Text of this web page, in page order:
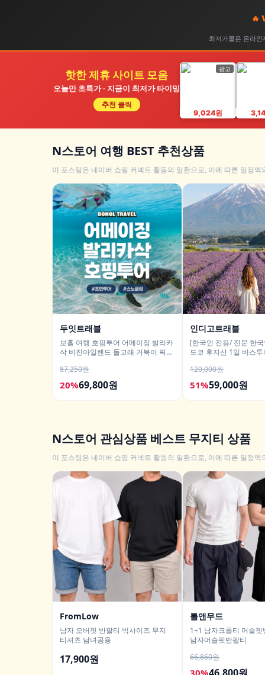
🔥
최저가콜은 온라
핫한 제휴 사이트 모음
오늘만 초특가 · 지금이 최저가 타이밍
추천 클릭
광고
9,024원
N스토어 여행 BEST 추천상품
이 포스팅은 네이버 쇼핑 커넥트 활동의 일환으로, 이에 따른 일정
두잇트래블
보홀 여행 호핑투어 어메이징 발리카
삭 버진아일랜드 돌고래 거북이 픽드
87,250원
20%69,800원
인디고트래블
[한국인 전용/ 전문 한
도쿄 후지산 1일 버스
120,000원
51%59,000원
N스토어 관심상품 베스트 무지티 상품
이 포스팅은 네이버 쇼핑 커넥트 활동의 일환으로, 이에 따른 일정
FromLow
남자 오버핏 반팔티 빅사이즈 무지
티셔츠 남녀공용
17,900원
톨앤무드
1+1 남자크롭티 머슬
남자머슬핏반팔티
66,860원
30%